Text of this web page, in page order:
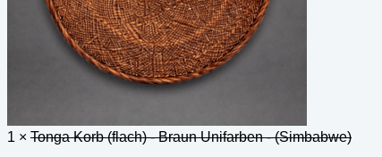
1 × Tonga Korb (flach) - Braun Unifarben - (Simbabwe)